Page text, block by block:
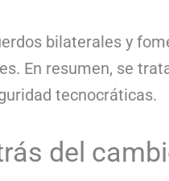
bilaterales y
En resumen, se
tecnocráticas.
del